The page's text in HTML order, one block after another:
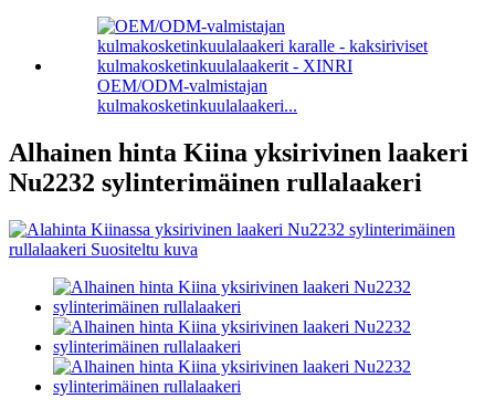
OEM/ODM-valmistajan
kulmakosketinkuulalaakeri...
Alhainen hinta Kiina yksirivinen laakeri
Nu2232 sylinterimäinen rullalaakeri